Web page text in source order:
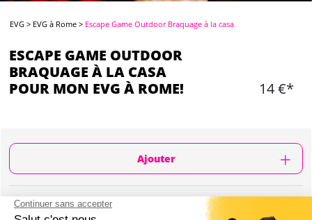
EVG > EVG à Rome > Escape Game Outdoor Braquage à la casa
ESCAPE GAME OUTDOOR
BRAQUAGE À LA CASA
POUR MON EVG À ROME!
14 €*
Ajouter
CONTENU